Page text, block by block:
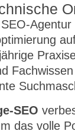
SEO
das volle